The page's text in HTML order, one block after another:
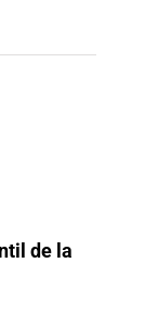
de la